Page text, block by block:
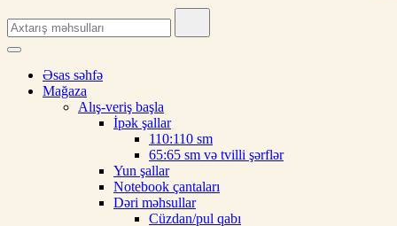
for:
Əsas səhfə
Mağaza
Alış-veriş başla
İpək şallar
110:110 sm
65:65 sm və tvilli şərflər
Yun şallar
Notebook çantaları
Dəri məhsullar
Cüzdan/pul qabı